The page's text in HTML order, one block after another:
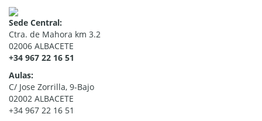
Sede Central:
Ctra. de Mahora km 3.2
02006 ALBACETE
+34 967 22 16 51
Aulas:
C/ Jose Zorrilla, 9-Bajo
02002 ALBACETE
+34 967 22 16 51